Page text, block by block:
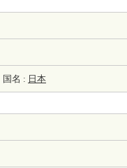
国名 : 日本